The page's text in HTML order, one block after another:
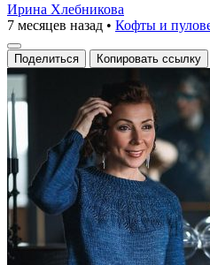
Ирина Хлебникова
7 месяцев назад • Кофты и
Поделиться Копировать ссылку